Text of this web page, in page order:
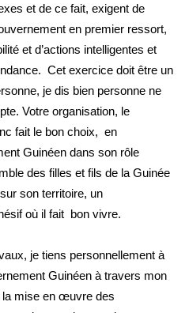
et de ce fait, exigent de
en premier ressort,
et d’actions intelligentes et
Cet exercice doit être un
je dis bien personne ne
Votre organisation, le
fait le bon choix, en
Guinéen dans son rôle
des filles et fils de la Guinée
son territoire, un
où il fait bon vivre.
je tiens personnellement à
Guinéen à travers mon
la mise en œuvre des